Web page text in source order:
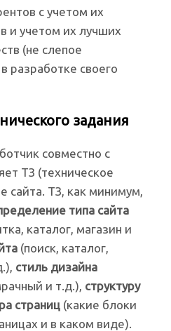
с учетом их
и учетом их лучших
(не слепое
разработке своего
задания
совместно с
ТЗ (техническое
сайта. ТЗ, как минимум,
типа сайта
каталог, магазин и
(поиск, каталог,
стиль дизайна
и т.д.), структуру
страниц (какие блоки
и в каком виде).